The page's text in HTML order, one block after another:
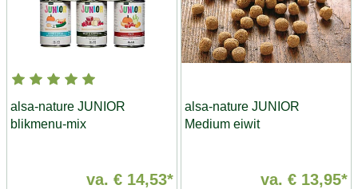
alsa-nature JUNIOR
blikmenu-mix
va. € 14,53*
alsa-nature JUNIOR
Medium eiwit
va. € 13,95*